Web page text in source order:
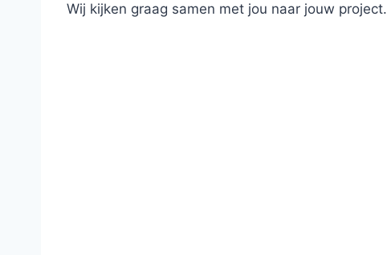
Wij kijken graag samen met jou naar jouw project.